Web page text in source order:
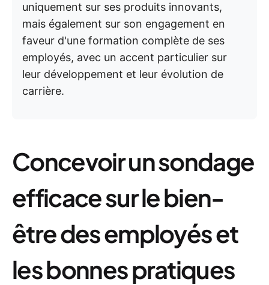
uniquement sur ses produits innovants,
mais également sur son engagement en
faveur d'une formation complète de ses
employés, avec un accent particulier sur
leur développement et leur évolution de
carrière.
Concevoir un sondage
efficace sur le bien-
être des employés et
les bonnes pratiques